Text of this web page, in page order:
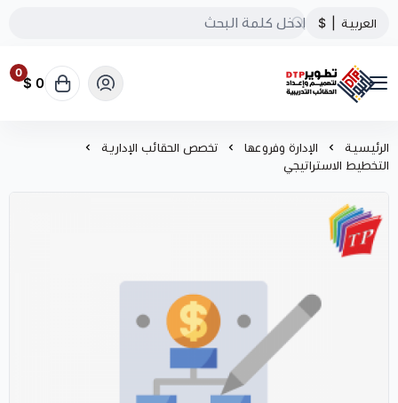
العربية $
تطوير الحقائب التدريبية
0
0 $
الرئيسية الإدارة وفروعها
تخصص الحقائب الإدارية
التخطيط الاستراتيجي